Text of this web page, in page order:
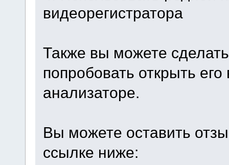
видеорегистратора
Также вы можете
попробовать открыть
анализаторе.
Вы можете оставить
ссылке ниже: